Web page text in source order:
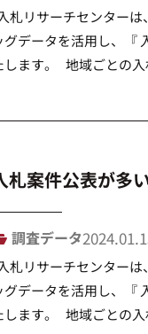
札リサーチセンター
グデータを活用し、『
します。 地域ごとの
札案件公表が多
調査データ
札リサーチセンター
グデータを活用し、『
します。 地域ごとの